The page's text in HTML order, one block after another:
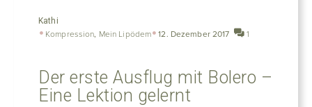
Kathi
Kompression, Mein Lipödem 12. Dezember 2017 1
Der erste Ausflug mit Bolero –
Eine Lektion gelernt